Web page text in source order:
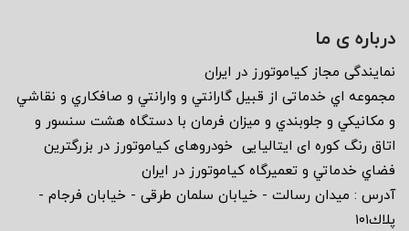
درباره ی ما
نمايندگى مجاز كياموتورز در ايران
مجموعه اي خدماتى از قبيل گارانتي و وارانتي و صافكاري و نقاشي
و مكانيكي و جلوبندي و ميزان فرمان با دستگاه هشت سنسور و
اتاق رنگ كوره اى ايتاليايى خودروهاى كياموتورز در بزرگترين
فضاي خدماتي و تعميرگاه كياموتورز در ايران
آدرس : ميدان رسالت - خيابان سلمان طرقى - خيابان فرجام -
پلاك١٠١